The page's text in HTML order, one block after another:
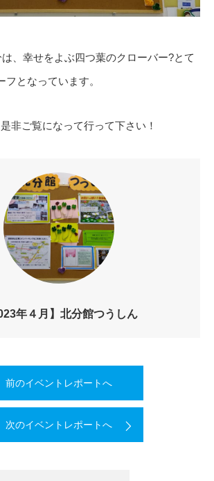
、幸せをよぶ四つ葉のクローバー?とて
フとなっています。
非ご覧になって行って下さい！
年４月】北分館つうしん
前のイベントレポートへ
次のイベントレポートへ